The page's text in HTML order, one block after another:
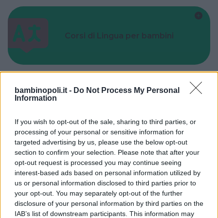
bambinopoli.it - Do Not Process My Personal
Information
If you wish to opt-out of the sale, sharing to third parties, or
processing of your personal or sensitive information for
targeted advertising by us, please use the below opt-out
section to confirm your selection. Please note that after your
opt-out request is processed you may continue seeing
interest-based ads based on personal information utilized by
us or personal information disclosed to third parties prior to
your opt-out. You may separately opt-out of the further
disclosure of your personal information by third parties on the
IAB’s list of downstream participants. This information may
Corsi di Lingua per bambini
Asili Nido